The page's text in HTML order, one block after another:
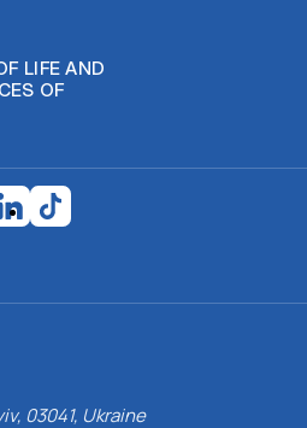
LIFE AND
OF
03041, Ukraine